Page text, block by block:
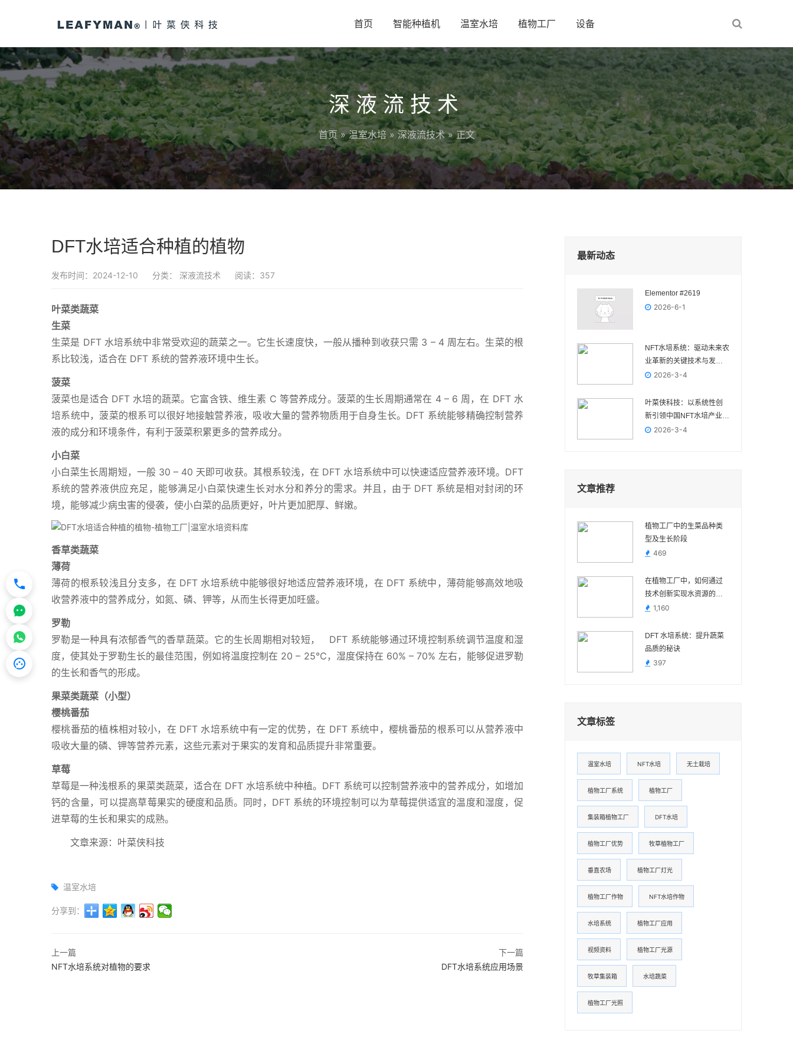
首页 智能种植机 温室水培 植物工厂 设备
深液流技术
首页 »温室水培»深液流技术» 正文
DFT水培适合种植的植物
发布时间：2024-12-10 分类： 深液流技术 阅读：357
叶菜类蔬菜
生菜
生菜是 DFT 水培系统中非常受欢迎的蔬菜之一。它生长速度快，一般从播种到收获只需 3 – 4 周左右。生菜的根
系比较浅，适合在 DFT 系统的营养液环境中生长。
菠菜
菠菜也是适合 DFT 水培的蔬菜。它富含铁、维生素 C 等营养成分。菠菜的生长周期通常在 4 – 6 周，在 DFT 水
培系统中，菠菜的根系可以很好地接触营养液，吸收大量的营养物质用于自身生长。DFT 系统能够精确控制营养
液的成分和环境条件，有利于菠菜积累更多的营养成分。
小白菜
小白菜生长周期短，一般 30 – 40 天即可收获。其根系较浅，在 DFT 水培系统中可以快速适应营养液环境。DFT
系统的营养液供应充足，能够满足小白菜快速生长对水分和养分的需求。并且，由于 DFT 系统是相对封闭的环
境，能够减少病虫害的侵袭，使小白菜的品质更好，叶片更加肥厚、鲜嫩。
香草类蔬菜
薄荷
薄荷的根系较浅且分支多，在 DFT 水培系统中能够很好地适应营养液环境，在 DFT 系统中，薄荷能够高效地吸
收营养液中的营养成分，如氮、磷、钾等，从而生长得更加旺盛。
罗勒
罗勒是一种具有浓郁香气的香草蔬菜。它的生长周期相对较短， DFT 系统能够通过环境控制系统调节温度和湿
度，使其处于罗勒生长的最佳范围，例如将温度控制在 20 – 25℃，湿度保持在 60% – 70% 左右，能够促进罗勒
的生长和香气的形成。
果菜类蔬菜（小型）
樱桃番茄
樱桃番茄的植株相对较小，在 DFT 水培系统中有一定的优势，在 DFT 系统中，樱桃番茄的根系可以从营养液中
吸收大量的磷、钾等营养元素，这些元素对于果实的发育和品质提升非常重要。
草莓
草莓是一种浅根系的果菜类蔬菜，适合在 DFT 水培系统中种植。DFT 系统可以控制营养液中的营养成分，如增加
钙的含量，可以提高草莓果实的硬度和品质。同时，DFT 系统的环境控制可以为草莓提供适宜的温度和湿度，促
进草莓的生长和果实的成熟。
文章来源：叶菜侠科技
温室水培
分享到：
上一篇
NFT水培系统对植物的要求
下一篇
DFT水培系统应用场景
最新动态
Elementor #2619
2026-6-1
NFT水培系统：驱动未来农
业革新的关键技术与发展
前景2026-3-4
叶菜侠科技：以系统性创
新引领中国NFT水培产业高
质量发展
2026-3-4
文章推荐
植物工厂中的生菜品种类
型及生长阶段
469
在植物工厂中，如何通过
技术创新实现水资源的节
约和循环利用? – 叶菜侠
1,160
DFT 水培系统：提升蔬菜
品质的秘诀
397
文章标签
温室水培 NFT水培 无土栽培
植物工厂系统 植物工厂
集装箱植物工厂 DFT水培
植物工厂优势 牧草植物工厂
垂直农场 植物工厂灯光
植物工厂作物 NFT水培作物
水培系统 植物工厂应用
视频资料 植物工厂光源
牧草集装箱 水培蔬菜
植物工厂光照